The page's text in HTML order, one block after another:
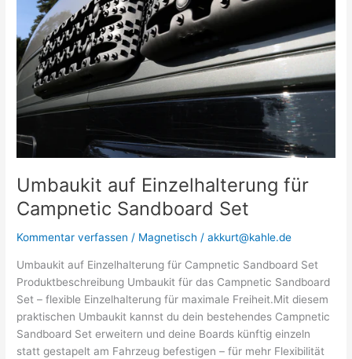
Umbaukit auf Einzelhalterung für
Campnetic Sandboard Set
Kommentar verfassen / Magnetisch /akkurt@kahle.de
Umbaukit auf Einzelhalterung für Campnetic Sandboard Set
Produktbeschreibung Umbaukit für das Campnetic Sandboard
Set – flexible Einzelhalterung für maximale Freiheit.Mit diesem
praktischen Umbaukit kannst du dein bestehendes Campnetic
Sandboard Set erweitern und deine Boards künftig einzeln
statt gestapelt am Fahrzeug befestigen – für mehr Flexibilität